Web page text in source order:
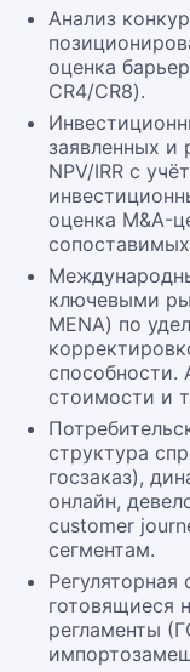
Анализ
оценка
CR4/CR8).
заявленных и
NPV/IRR с
оценка M&A-
ключевыми
MENA) по
способности.
стоимости и
структура
госзаказ),
онлайн,
customer
сегментам.
готовящиеся
регламенты